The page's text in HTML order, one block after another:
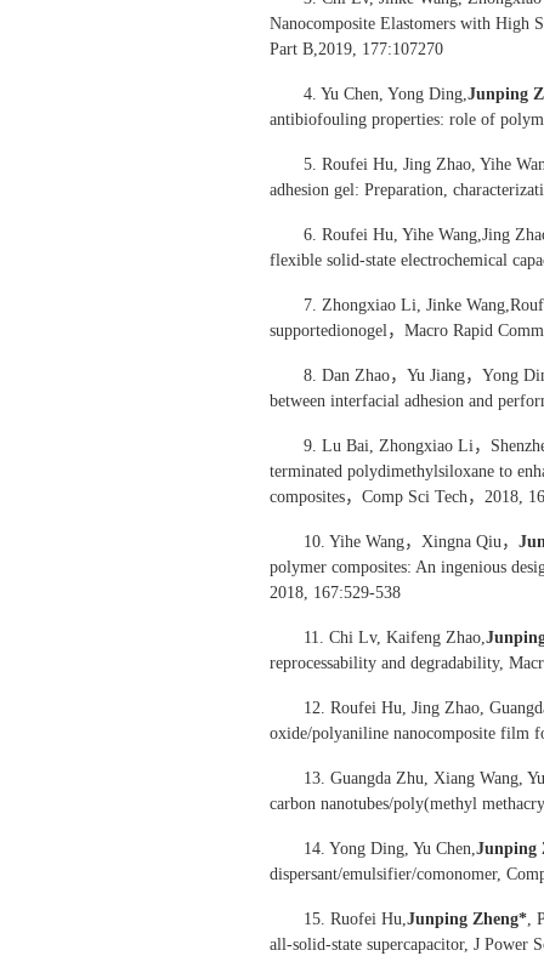
Nanocomposite Elastomers with High
Part B,2019, 177:107270
4. Yu Chen, Yong Ding,Junping
antibiofouling properties: role of
5. Roufei Hu, Jing Zhao, Yihe
adhesion gel: Preparation,
6. Roufei Hu, Yihe Wang,Jing
flexible solid-state electrochemical
7. Zhongxiao Li, Jinke
supportedionogel，Macro Rapid
8. Dan Zhao，Yu Jiang，Yong
between interfacial adhesion and
9. Lu Bai, Zhongxiao Li，
terminated polydimethylsiloxane to
composites，Comp Sci Tech，2018,
10. Yihe Wang，Xingna Qiu，
polymer composites: An ingenious
2018, 167:529-538
11. Chi Lv, Kaifeng Zhao,
reprocessability and degradability,
12. Roufei Hu, Jing Zhao,
oxide/polyaniline nanocomposite film
13. Guangda Zhu, Xiang Wang,
carbon nanotubes/poly(methyl
14. Yong Ding, Yu Chen,Junping
dispersant/emulsifier/comonomer,
15. Ruofei Hu,Junping Zheng*,
all-solid-state supercapacitor, J Power